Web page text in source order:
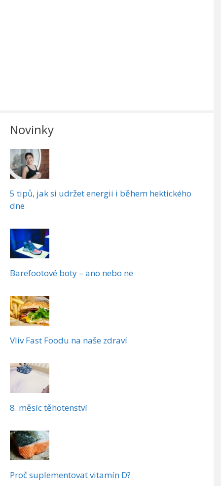
Novinky
5 tipů, jak si udržet energii i během hektického
dne
Barefootové boty – ano nebo ne
Vliv Fast Foodu na naše zdraví
8. měsíc těhotenství
Proč suplementovat vitamín D?